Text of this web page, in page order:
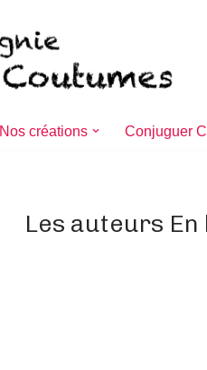
Nos créations Conjuguer
Les auteurs